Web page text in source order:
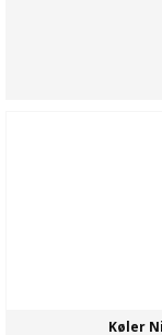
Køler